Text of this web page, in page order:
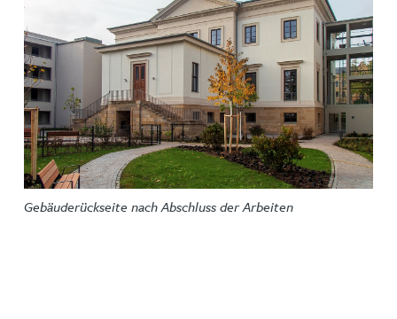
Gebäuderückseite nach Abschluss der Arbeiten